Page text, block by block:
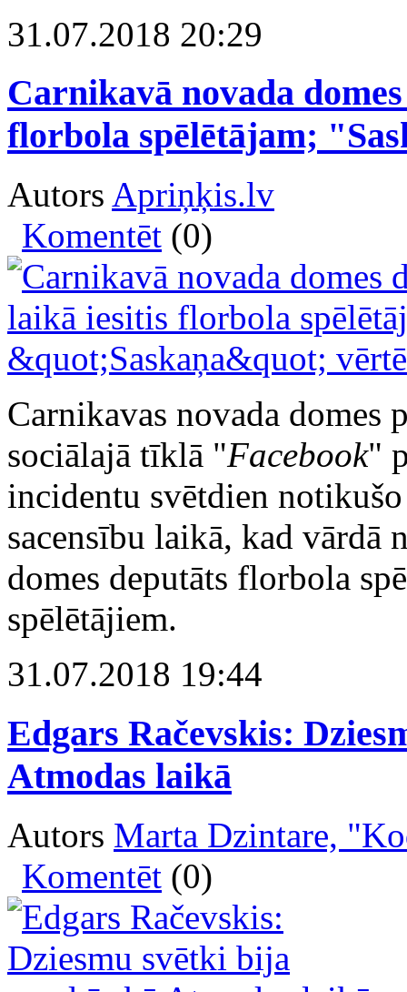
31.07.2018 20:29
Carnikavā novada
florbola spēlētājam;
Autors Apriņķis.lv
Komentēt (0)
Carnikavas novada domes
sociālajā tīklā "Facebook"
incidentu svētdien
sacensību laikā, kad vārdā
domes deputāts florbola
spēlētājiem.
31.07.2018 19:44
Edgars Račevskis:
Atmodas laikā
Autors Marta Dzintare,
Komentēt (0)